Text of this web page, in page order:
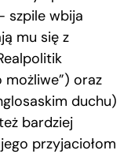
szpile wbija
mu się z
możliwe”) oraz
duchu)
bardziej
przyjaciołom